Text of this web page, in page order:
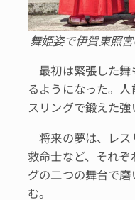
舞姫姿で伊賀東照
最初は緊張した舞
るようになった。
スリングで鍛えた強
将来の夢は、レス
救命士など、それ
グの二つの舞台で
む。